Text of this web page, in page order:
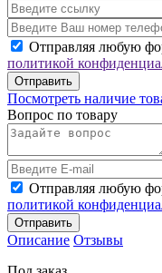
Отправляя любую
политикой
Отправить
Посмотреть наличие
Вопрос по товару
Отправляя любую
политикой
Отправить
Описание Отзывы